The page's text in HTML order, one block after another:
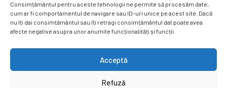
Consimțământul pentru aceste tehnologii ne permite să procesăm date,
cum ar fi comportamentul de navigare sau ID-uri unice pe acest site. Dacă
nu îți dai consimțământul sau îți retragi consimțământul dat poate avea
afecte negative asupra unor anumite funcționalități și funcții.
Acceptă
Refuză